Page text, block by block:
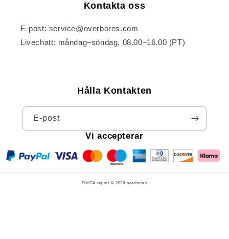
Kontakta oss
E-post: service@overbores.com
Livechatt: måndag–söndag, 08.00–16.00 (PT)
Hålla Kontakten
E-post
Vi accepterar
DMCA report © 2026 overbores